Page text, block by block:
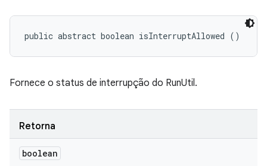
public abstract boolean isInterruptAllowed ()
Fornece o status de interrupção do RunUtil.
Retorna
boolean